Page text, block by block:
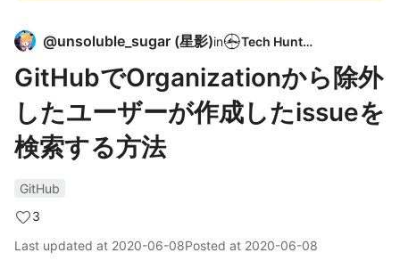
@unsoluble_sugar (星影)in Tech Hunter
GitHubでOrganizationから除外
したユーザーが作成したissueを
検索する方法
GitHub
3
Last updated at 2020-06-08Posted at 2020-06-08